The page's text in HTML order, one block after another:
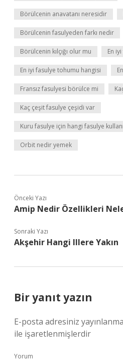
Börülcenin anavatanı neresidir
Börülcenin fasulyeden farkı nedir
Börülcenin kılçığı olur mu En
En iyi fasulye tohumu hangisi
Fransız fasulyesi börülce mi
Kaç çeşit fasulye çeşidi var
Kuru fasulye için hangi fasulye
Orbit nedir yemek
Önceki Yazı
Amip Nedir Özellikleri
Sonraki Yazı
Akşehir Hangi Illere Yakın
Bir yanıt yazın
E-posta adresiniz
ile işaretlenmişlerdir
Yorum